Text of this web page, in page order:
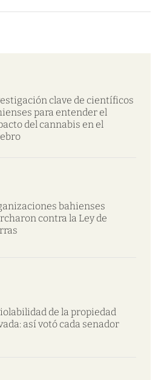
clave de científicos
para entender el
del cannabis en el
bahienses
contra la Ley de
de la propiedad
así votó cada senador